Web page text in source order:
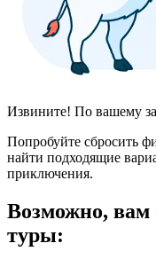
Извините! По вашему
Попробуйте сбросить
найти подходящие
приключения.
Возможно, вам
туры: